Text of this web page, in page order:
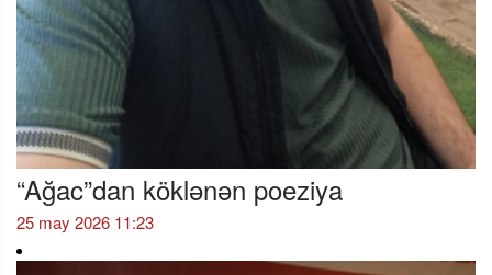
“Ağac”dan köklənən poeziya
25 may 2026 11:23